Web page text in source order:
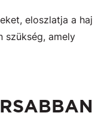
eloszlatja a haj
szükség, amely